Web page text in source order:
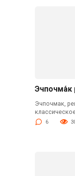
Эчпочма́к
Эчпочмак,
6